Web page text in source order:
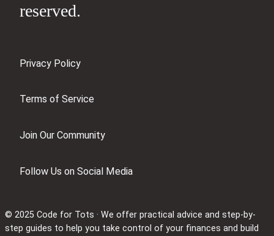
reserved.
Privacy Policy
Terms of Service
Join Our Community
Follow Us on Social Media
© 2025 Code for Tots · We offer practical advice and step-by-
step guides to help you take control of your finances and build